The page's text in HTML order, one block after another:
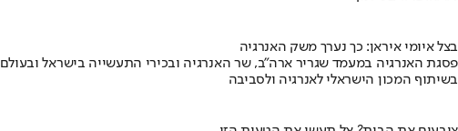
בצל איומי איראן: כך נערך משק האנרגיה
פסגת האנרגיה במעמד שגריר ארה"ב, שר האנרגיה ובכירי התעשייה בישראל ובעולם
בשיתוף המכון הישראלי לאנרגיה ולסביבה